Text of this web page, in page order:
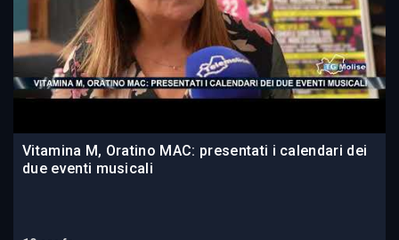
Vitamina M, Oratino MAC: presentati i calendari dei
due eventi musicali